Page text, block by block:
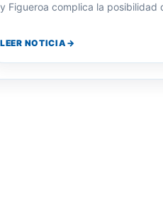
y Figueroa complica la posibilidad
LEER NOTICIA